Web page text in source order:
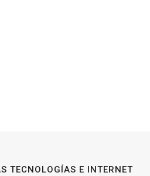
TECNOLOGÍAS E INTERNET